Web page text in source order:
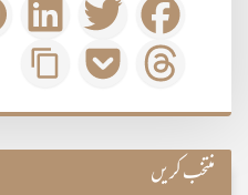
منتخب کریں